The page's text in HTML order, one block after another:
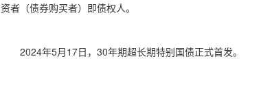
资者（债券购买者）即债权人。
2024年5月17日，30年期超长期特别国债正式首发。